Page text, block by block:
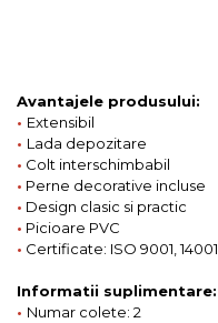
Avantajele produsului:
• Extensibil
• Lada depozitare
• Colt interschimbabil
• Perne decorative incluse
• Design clasic si practic
• Picioare PVC
• Certificate: ISO 9001, 14001
Informatii suplimentare:
• Numar colete: 2